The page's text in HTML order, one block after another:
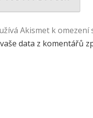
Akismet k omezení
data z komentářů